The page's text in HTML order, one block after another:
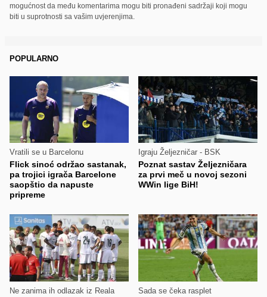
mogućnost da među komentarima mogu biti pronađeni sadržaji koji mogu
biti u suprotnosti sa vašim uvjerenjima.
POPULARNO
Vratili se u Barcelonu
Flick sinoć održao sastanak,
pa trojici igrača Barcelone
saopštio da napuste
pripreme
Igraju Željezničar - BSK
Poznat sastav Željezničara
za prvi meč u novoj sezoni
WWin lige BiH!
Ne zanima ih odlazak iz Reala Sada se čeka rasplet